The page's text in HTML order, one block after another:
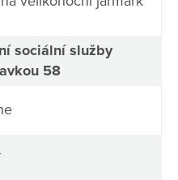
sociální služby
58